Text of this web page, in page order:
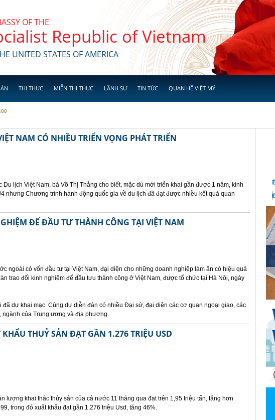
OF THE
Republic of Vietnam
UNITED STATES OF AMERICA
THỊ THỰC MIỄN THỊ THỰC LÃNH SỰ TIN TỨC QUAN HỆ VIỆT MỸ
NAM CÓ NHIỀU TRIỂN VỌNG PHÁT TRIỂN
Du lịch Việt Nam, bà Võ Thị Thắng cho biết, mặc dù mới triển khai gần được 1 năm, kinh
nhưng Chương trình hành động quốc gia về du lịch đã đạt được nhiều kết quả quan
ĐỂ ĐẦU TƯ THÀNH CÔNG TẠI VIỆT NAM
ngoài có vốn đầu tư tại Việt Nam, đại diện cho những doanh nghiệp làm ăn có hiệu quả
trao đổi kinh nghiệm để đầu tưu thành công ở Việt Nam, được tổ chức tại Hà Nôi, ngày
đã dự khai mạc. Cùng dự diễn đàn có nhiều Đại sứ, đại diện các cơ quan ngoại giao, các
ngành của Trung ương và địa phương.
THUỶ SẢN ĐẠT GẦN 1.276 TRIỆU USD
lượng khai thác thủy sản của cả nước 11 tháng qua đạt trên 1,95 triệu tấn, tăng hơn
trong đó xuất khẩu đạt gần 1.276 triệu Usd, tăng 46%.